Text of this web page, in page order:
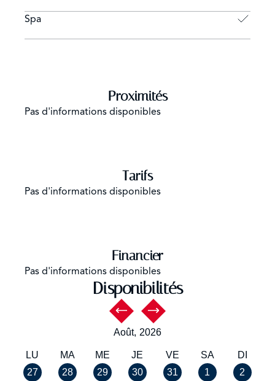
Spa
Proximités
Pas d'informations disponibles
Tarifs
Pas d'informations disponibles
Financier
Pas d'informations disponibles
Disponibilités
Août, 2026
LU MA ME JE VE SA
DI
27
28 29 30 31 1
2